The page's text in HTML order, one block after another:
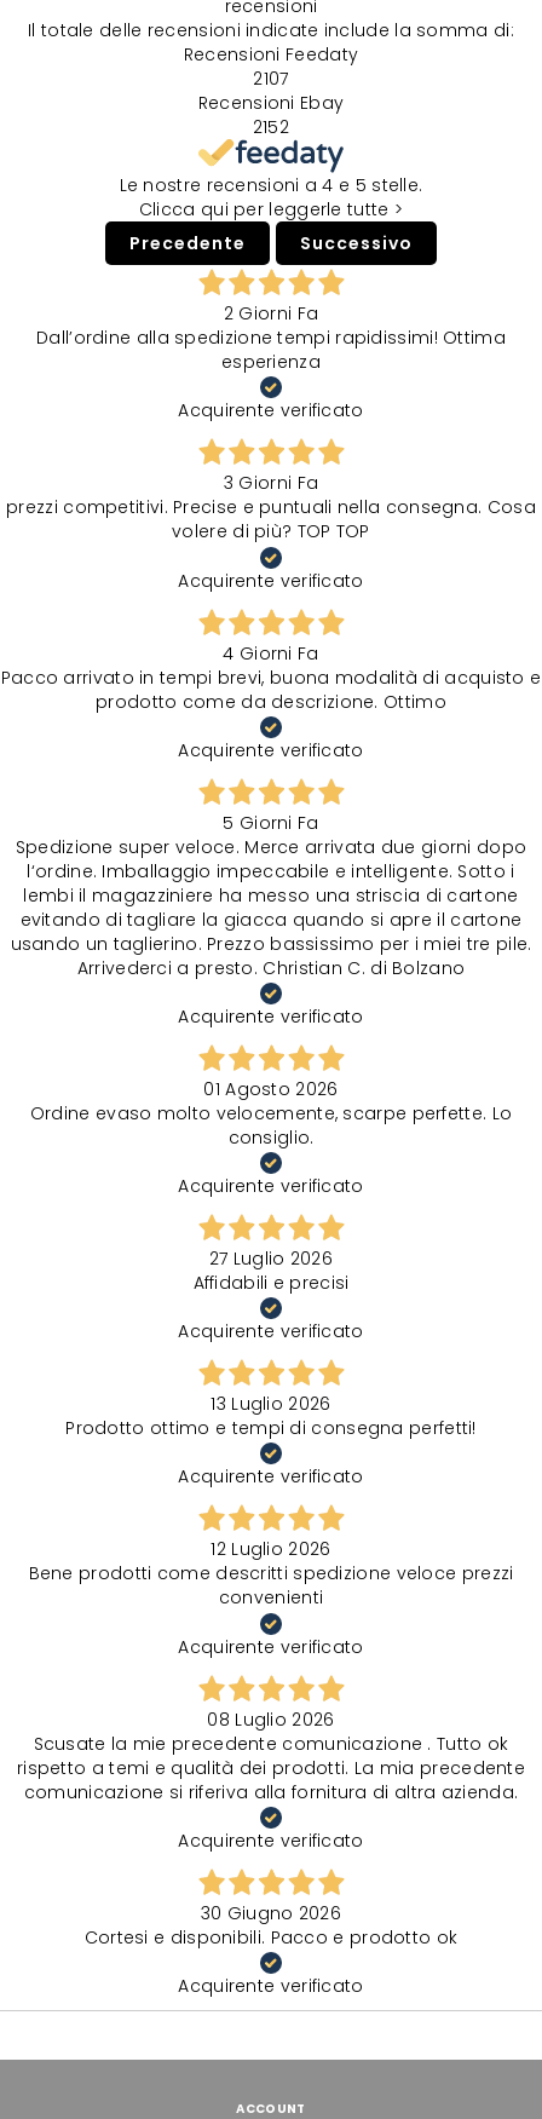
recensioni
Il totale delle recensioni indicate include la somma di:
Recensioni Feedaty
2107
Recensioni Ebay
2152
Le nostre recensioni a 4 e 5 stelle.
Clicca qui per leggerle tutte >
Precedente
Successivo
2 Giorni Fa
Dall’ordine alla spedizione tempi rapidissimi! Ottima
esperienza
Acquirente verificato
3 Giorni Fa
prezzi competitivi. Precise e puntuali nella consegna. Cosa
volere di più? TOP TOP
Acquirente verificato
4 Giorni Fa
Pacco arrivato in tempi brevi, buona modalità di acquisto e
prodotto come da descrizione. Ottimo
Acquirente verificato
5 Giorni Fa
Spedizione super veloce. Merce arrivata due giorni dopo
l‘ordine. Imballaggio impeccabile e intelligente. Sotto i
lembi il magazziniere ha messo una striscia di cartone
evitando di tagliare la giacca quando si apre il cartone
usando un taglierino. Prezzo bassissimo per i miei tre pile.
Arrivederci a presto. Christian C. di Bolzano
Acquirente verificato
01 Agosto 2026
Ordine evaso molto velocemente, scarpe perfette. Lo
consiglio.
Acquirente verificato
27 Luglio 2026
Affidabili e precisi
Acquirente verificato
13 Luglio 2026
Prodotto ottimo e tempi di consegna perfetti!
Acquirente verificato
12 Luglio 2026
Bene prodotti come descritti spedizione veloce prezzi
convenienti
Acquirente verificato
08 Luglio 2026
Scusate la mie precedente comunicazione . Tutto ok
rispetto a temi e qualità dei prodotti. La mia precedente
comunicazione si riferiva alla fornitura di altra azienda.
Acquirente verificato
30 Giugno 2026
Cortesi e disponibili. Pacco e prodotto ok
Acquirente verificato
ACCOUNT